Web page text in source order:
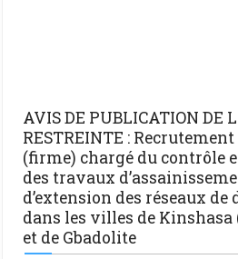
AVIS DE PUBLICATION DE
RESTREINTE :
(firme) chargé du contrôle
des travaux
d’extension des réseaux
dans les villes de Kinshasa
et de Gbadolite